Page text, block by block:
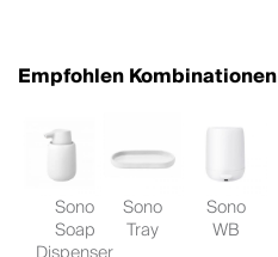
Empfohlen Kombinationen
Sono
Soap
Sono
Tray
Sono
WB